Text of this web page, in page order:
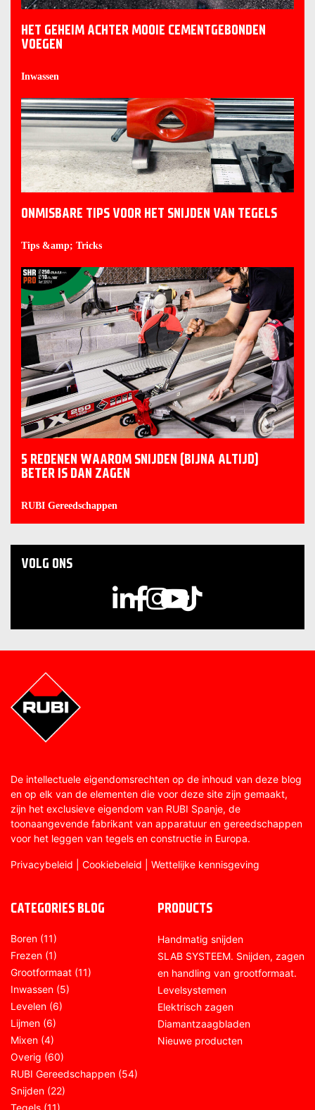
HET GEHEIM ACHTER MOOIE CEMENTGEBONDEN
VOEGEN
Inwassen
ONMISBARE TIPS VOOR HET SNIJDEN VAN TEGELS
Tips &amp; Tricks
5 REDENEN WAAROM SNIJDEN (BIJNA ALTIJD)
BETER IS DAN ZAGEN
RUBI Gereedschappen
VOLG ONS
De intellectuele eigendomsrechten op de inhoud van deze blog
en op elk van de elementen die voor deze site zijn gemaakt,
zijn het exclusieve eigendom van RUBI Spanje, de
toonaangevende fabrikant van apparatuur en gereedschappen
voor het leggen van tegels en constructie in Europa.
Privacybeleid Cookiebeleid Wettelijke kennisgeving
CATEGORIES BLOG
Boren (11)
Frezen (1)
Grootformaat (11)
Inwassen (5)
Levelen (6)
Lijmen (6)
Mixen (4)
Overig (60)
RUBI Gereedschappen (54)
Snijden (22)
Tegels (11)
PRODUCTS
Handmatig snijden
SLAB SYSTEEM. Snijden, zagen
en handling van grootformaat.
Levelsystemen
Elektrisch zagen
Diamantzaagbladen
Nieuwe producten